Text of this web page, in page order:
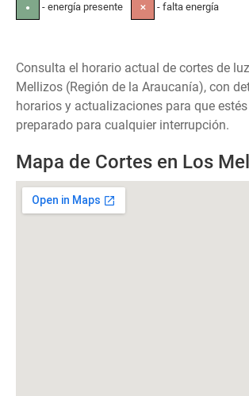
● - energía presente ✕ - falta energía
Consulta el horario actual de cortes de
Mellizos (Región de la Araucanía), con
horarios y actualizaciones para que
preparado para cualquier interrupción.
Mapa de Cortes en Los